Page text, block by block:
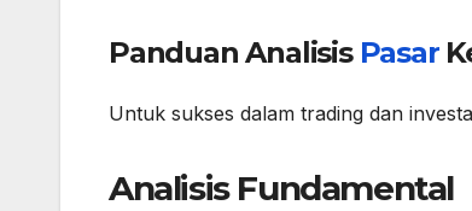
Panduan Analisis Pasar
Untuk sukses dalam trading dan
Analisis Fundamental